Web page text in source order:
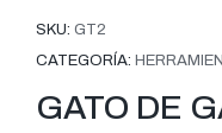
SKU: GT2
CATEGORÍA:
GATO DE